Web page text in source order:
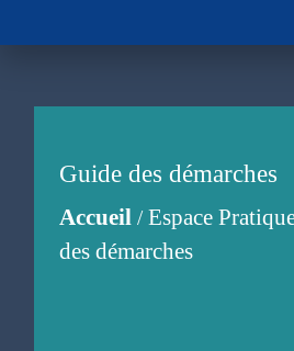
Guide des démarches
Accueil/Espace
des démarches